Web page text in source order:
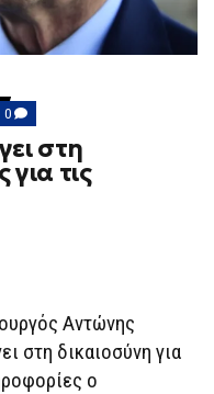
0 COMMENTS
ON
ΣΚΈΦΤΕΤΑΙ
ΝΑ
ΠΡΟΣΦΎΓΕΙ
στη
τις
Αντώνης
στη δικαιοσύνη για
ο